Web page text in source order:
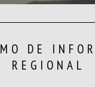
DE
REGIONAL